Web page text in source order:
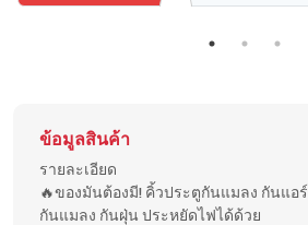
ข้อมูลสินค้า
รายละเอียด
🔥ของมันต้องมี! คิ้วประตูกันแมลง กันแอ
กันแมลง กันฝุ่น ประหยัดไฟได้ด้วย